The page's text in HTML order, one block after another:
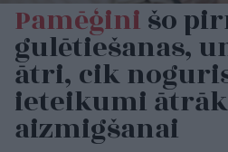
Pamēģinišo
gulētiešanas,
ātri, cik
ieteikumi
aizmigšanai